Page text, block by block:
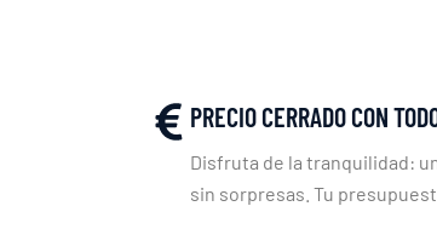
PRECIO CERRADO CON
Disfruta de la tranquilidad:
sin sorpresas. Tu